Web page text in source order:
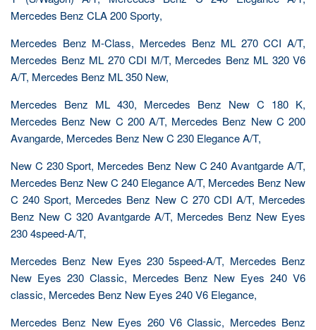
Mercedes Benz CLA 200 Sporty,
Mercedes Benz M-Class, Mercedes Benz ML 270 CCI A/T,
Mercedes Benz ML 270 CDI M/T, Mercedes Benz ML 320 V6
A/T, Mercedes Benz ML 350 New,
Mercedes Benz ML 430, Mercedes Benz New C 180 K,
Mercedes Benz New C 200 A/T, Mercedes Benz New C 200
Avangarde, Mercedes Benz New C 230 Elegance A/T,
New C 230 Sport, Mercedes Benz New C 240 Avantgarde A/T,
Mercedes Benz New C 240 Elegance A/T, Mercedes Benz New
C 240 Sport, Mercedes Benz New C 270 CDI A/T, Mercedes
Benz New C 320 Avantgarde A/T, Mercedes Benz New Eyes
230 4speed-A/T,
Mercedes Benz New Eyes 230 5speed-A/T, Mercedes Benz
New Eyes 230 Classic, Mercedes Benz New Eyes 240 V6
classic, Mercedes Benz New Eyes 240 V6 Elegance,
Mercedes Benz New Eyes 260 V6 Classic, Mercedes Benz